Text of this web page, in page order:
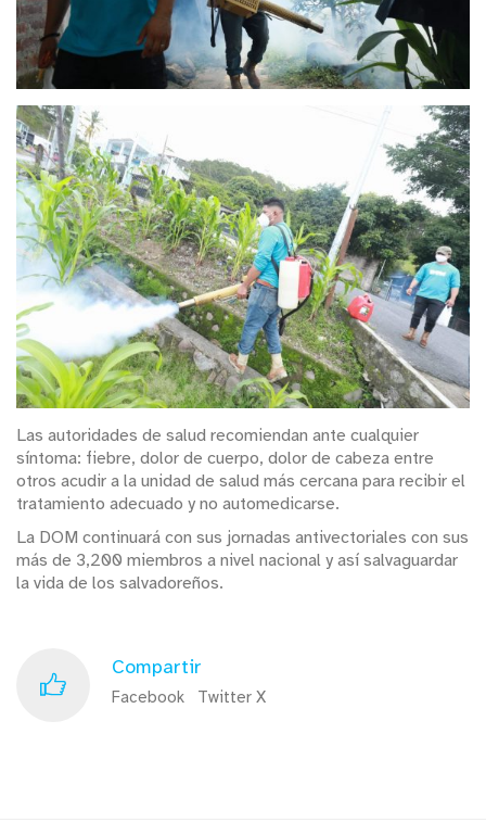
Las autoridades de salud recomiendan ante cualquier
síntoma: fiebre, dolor de cuerpo, dolor de cabeza entre
otros acudir a la unidad de salud más cercana para recibir el
tratamiento adecuado y no automedicarse.
La DOM continuará con sus jornadas antivectoriales con sus
más de 3,200 miembros a nivel nacional y así salvaguardar
la vida de los salvadoreños.
Compartir
Facebook Twitter X